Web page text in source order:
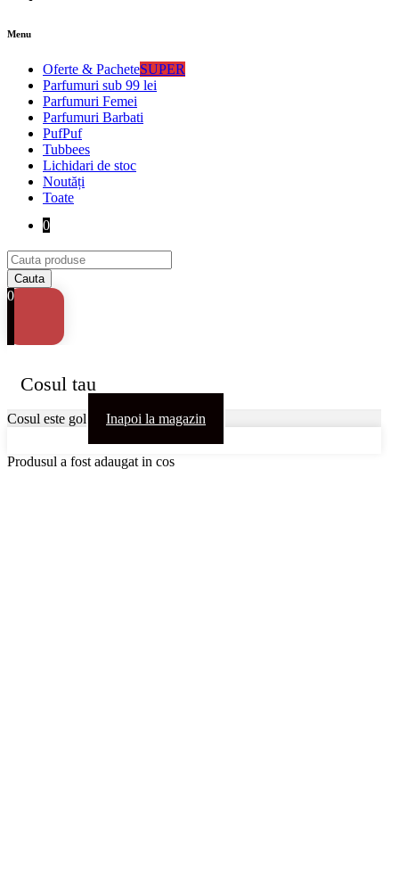
Menu
Oferte & PacheteSUPER
Parfumuri sub 99 lei
Parfumuri Femei
Parfumuri Barbati
PufPuf
Tubbees
Lichidari de stoc
Noutăți
Toate
0
0
Cosul tau
Cosul este gol Inapoi la magazin
Produsul a fost adaugat in cos